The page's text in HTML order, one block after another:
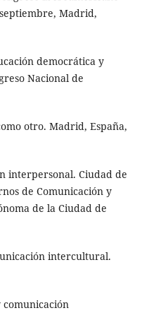
Madrid,
democrática y
Nacional de
otro. Madrid, España,
interpersonal. Ciudad de
de Comunicación y
de la Ciudad de
intercultural.
comunicación